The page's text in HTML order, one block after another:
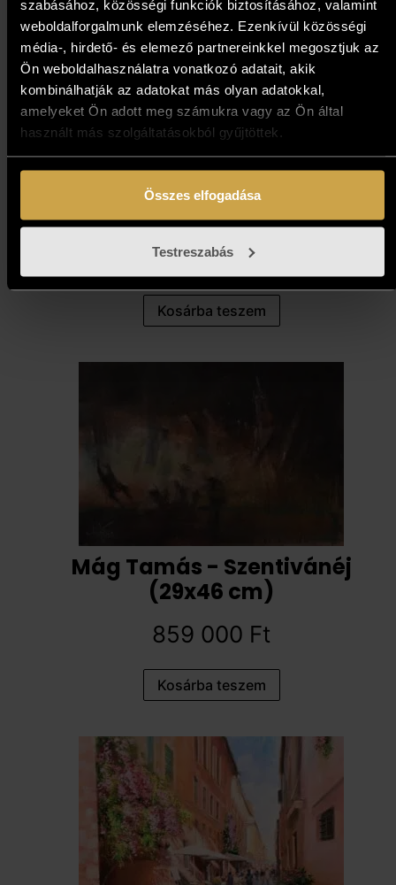
szabásához, közösségi funkciók biztosításához, valamint
weboldalforgalmunk elemzéséhez. Ezenkívül közösségi
média-, hirdető- és elemező partnereinkkel megosztjuk az
Ön weboldalhasználatra vonatkozó adatait, akik
kombinálhatják az adatokat más olyan adatokkal,
amelyeket Ön adott meg számukra vagy az Ön által
használt más szolgáltatásokból gyűjtöttek.
Összes elfogadása
Testreszabás
Schleif Sándor - Édenkert
(50x70 cm)
471 000 Ft
Kosárba teszem
Mág Tamás - Szentivánéj
(29x46 cm)
859 000 Ft
Kosárba teszem